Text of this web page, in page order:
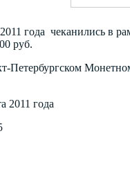
года чеканились в
руб.
Петербургском
2011 года